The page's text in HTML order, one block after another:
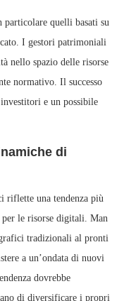
quelli basati su
I gestori patrimoniali
nello spazio delle risorse
normativo. Il successo
e un possibile
di
riflette una tendenza più
le risorse digitali. Man
tradizionali al pronti
a un’ondata di nuovi
dovrebbe
di diversificare i propri